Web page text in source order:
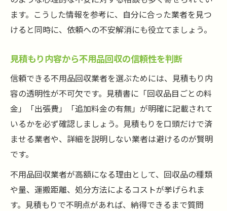
ます。こうした情報を参考に、自分に合った業者を見つ
けると同時に、依頼への不安解消にも役立てましょう。
見積もり内容から不用品回収の信頼性を判断
信頼できる不用品回収業者を選ぶためには、見積もり内
容の透明性が不可欠です。見積書に「回収品目ごとの料
金」「出張費」「追加料金の有無」が明確に記載されて
いるかを必ず確認しましょう。見積もりを口頭だけで済
ませる業者や、詳細を説明しない業者は避けるのが賢明
です。
不用品回収業者が高額になる理由として、回収品の種類
や量、運搬距離、処分方法によるコストが挙げられま
す。見積もりで不明点があれば、納得できるまで質問